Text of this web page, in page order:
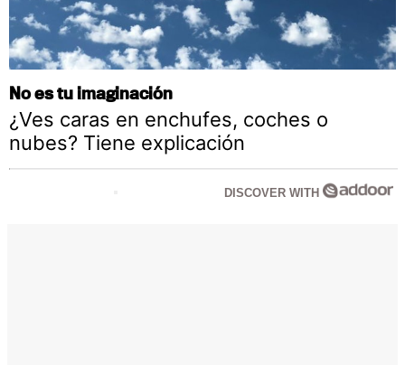
No es tu imaginación
¿Ves caras en enchufes, coches o
nubes? Tiene explicación
DISCOVER WITH